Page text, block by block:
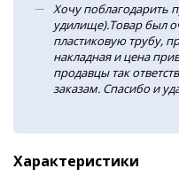
Хочу поблагодарить
удилище).Товар был
пластиковую трубу,
накладная и цена
продавцы так
заказам. Спасибо и
Характеристики